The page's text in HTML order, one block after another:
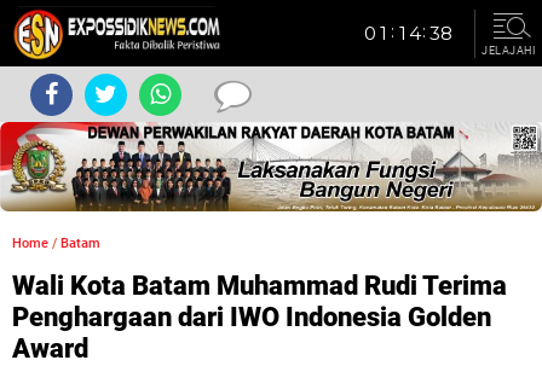
JELAJAHI
Home / Batam
Wali Kota Batam Muhammad Rudi Terima
Penghargaan dari IWO Indonesia Golden
Award